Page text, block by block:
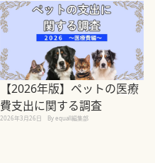
【2026年版】ペットの医療
費支出に関する調査
2026年3月26日 By equall編集部